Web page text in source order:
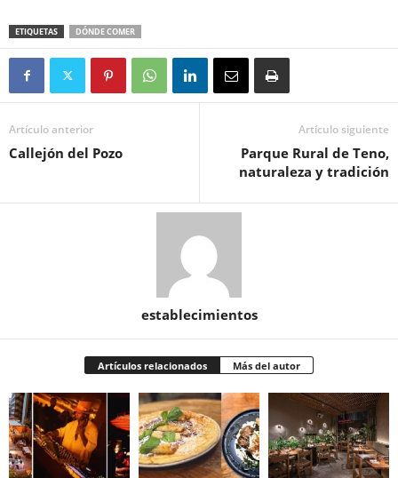
ETIQUETAS DÓNDE COMER
Artículo anterior
Callejón del Pozo
Artículo siguiente
Parque Rural de Teno,
naturaleza y tradición
establecimientos
Artículos relacionados Más del autor